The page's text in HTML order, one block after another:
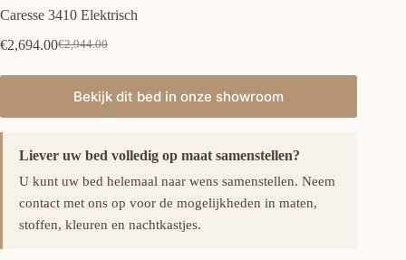
Caresse 3410 Elektrisch
€2,944.00
Oorspronkelijke
€2,944.00.
€2,694.00Huidige
€2,694.00.
Bekijk dit bed in onze showroom
Liever uw bed volledig op maat samenstellen?
U kunt uw bed helemaal naar wens samenstellen. Neem
contact met ons op voor de mogelijkheden in maten,
stoffen, kleuren en nachtkastjes.